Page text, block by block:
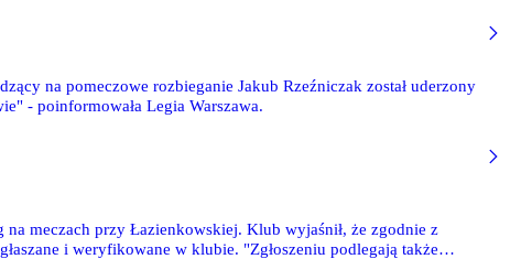
na pomeczowe rozbieganie Jakub Rzeźniczak został uderzony
- poinformowała Legia Warszawa.
meczach przy Łazienkowskiej. Klub wyjaśnił, że zgodnie z
i weryfikowane w klubie. "Zgłoszeniu podlegają także